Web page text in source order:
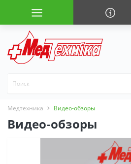
Медтехника Видео-обзоры
Видео-обзоры